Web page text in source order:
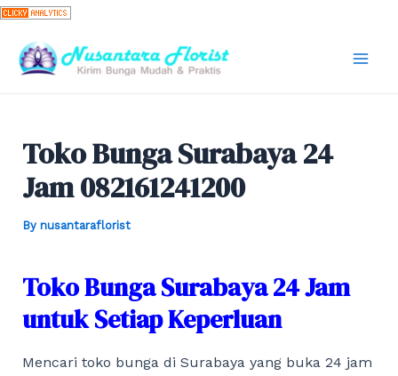
Skip
content
Toko Bunga Surabaya 24
Jam 082161241200
By nusantaraflorist
Toko Bunga Surabaya 24 Jam
untuk Setiap Keperluan
Mencari toko bunga di Surabaya yang buka 24 jam